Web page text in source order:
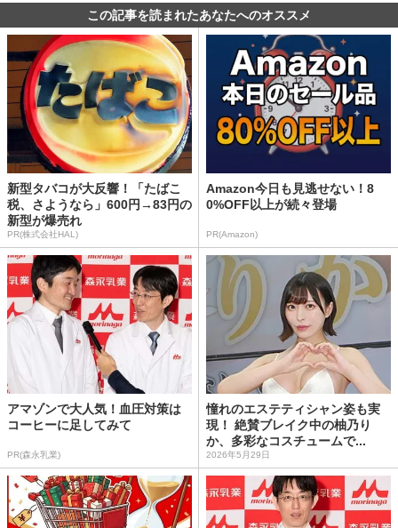
この記事を読まれたあなたへのオススメ
新型タバコが大反響！「たばこ
税、さようなら」600円→83円の
新型が爆売れ
PR(株式会社HAL)
Amazon今日も見逃せない！8
0%OFF以上が続々登場
PR(Amazon)
アマゾンで大人気！血圧対策は
コーヒーに足してみて
PR(森永乳業)
憧れのエステティシャン姿も実
現！ 絶賛ブレイク中の柚乃り
か、多彩なコスチュームで...
2026年5月29日